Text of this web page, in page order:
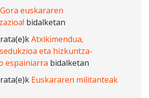
Gora euskararen
bidalketan
(e)kAtxikimendua,
eta hizkuntza-
espainiarra bidalketan
(e)k Euskararen militanteak